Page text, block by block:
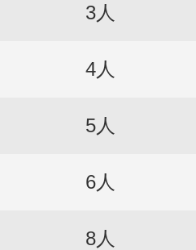
3人
4人
5人
6人
8人